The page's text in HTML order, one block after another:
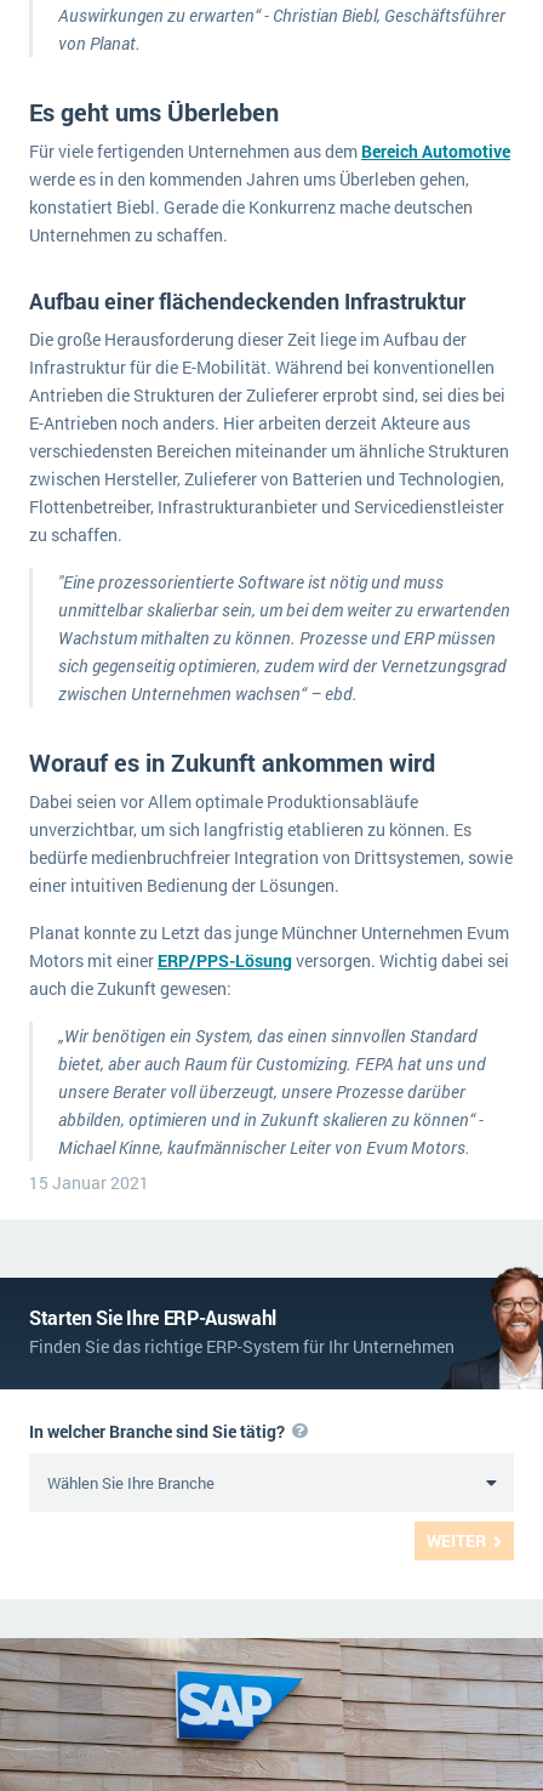
Maschinenbau
Medien
Logistik
Produktion
Services
Textil und Mode
Vermietung
Versorgung
Ein WMS implementieren: Das sind die 6
wichtigsten Punkte, die es zu beachten gilt
Service Level Agreements (SLA) und ERP: Was muss man wissen?
ERP-Software für Abfallentsorger
Digitale Arbeitsaufträge in Ihrem ERP- oder FSM-System: clever und effizient
MEHR ÜBER ERP-SOFTWARE
ERP News
SAP übernimmt Reltio für eine bessere
Datenintegration
SAP investiert mit zwei strategischen Übernahmen in Enterprise-KI
ERP-Trends in der Produktion
NACHRICHTENARCHIV
Auswirkungen zu erwarten“ - Christian Biebl, Geschäftsführer
von Planat.
Es geht ums Überleben
Für viele fertigenden Unternehmen aus dem Bereich Automotive
werde es in den kommenden Jahren ums Überleben gehen,
konstatiert Biebl. Gerade die Konkurrenz mache deutschen
Unternehmen zu schaffen.
Aufbau einer flächendeckenden Infrastruktur
Die große Herausforderung dieser Zeit liege im Aufbau der
Infrastruktur für die E-Mobilität. Während bei konventionellen
Antrieben die Strukturen der Zulieferer erprobt sind, sei dies bei
E-Antrieben noch anders. Hier arbeiten derzeit Akteure aus
verschiedensten Bereichen miteinander um ähnliche Strukturen
zwischen Hersteller, Zulieferer von Batterien und Technologien,
Flottenbetreiber, Infrastrukturanbieter und Servicedienstleister
zu schaffen.
"Eine prozessorientierte Software ist nötig und muss
unmittelbar skalierbar sein, um bei dem weiter zu erwartenden
Wachstum mithalten zu können. Prozesse und ERP müssen
sich gegenseitig optimieren, zudem wird der Vernetzungsgrad
zwischen Unternehmen wachsen“ – ebd.
Worauf es in Zukunft ankommen wird
Dabei seien vor Allem optimale Produktionsabläufe
unverzichtbar, um sich langfristig etablieren zu können. Es
bedürfe medienbruchfreier Integration von Drittsystemen, sowie
einer intuitiven Bedienung der Lösungen.
Planat konnte zu Letzt das junge Münchner Unternehmen Evum
Motors mit einer ERP/PPS-Lösungversorgen. Wichtig dabei sei
auch die Zukunft gewesen:
„Wir benötigen ein System, das einen sinnvollen Standard
bietet, aber auch Raum für Customizing. FEPA hat uns und
unsere Berater voll überzeugt, unsere Prozesse darüber
abbilden, optimieren und in Zukunft skalieren zu können“ -
Michael Kinne, kaufmännischer Leiter von Evum Motors.
15 Januar 2021
Starten Sie Ihre ERP-Auswahl
Finden Sie das richtige ERP-System für Ihr Unternehmen
WEITER
In welcher Branche sind Sie tätig?